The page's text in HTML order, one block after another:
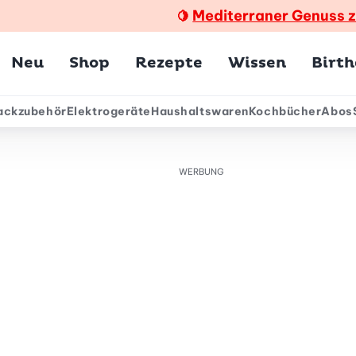
🍋 Mediterraner Genuss
Neu Shop Rezepte Wissen
ElektrogeräteHaushaltswarenKochbücherAbos
WERBUNG